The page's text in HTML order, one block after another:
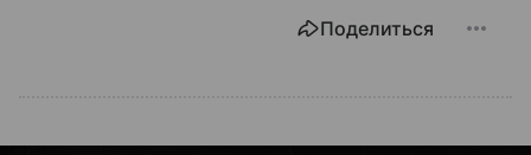
Поделиться